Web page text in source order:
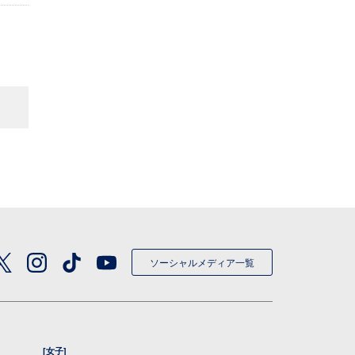
ソーシャルメディア一覧
[女子]